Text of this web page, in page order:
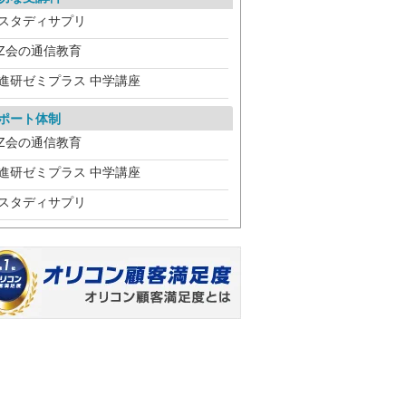
タディサプリ
会の通信教育
研ゼミプラス 中学講座
ート体制
会の通信教育
研ゼミプラス 中学講座
タディサプリ